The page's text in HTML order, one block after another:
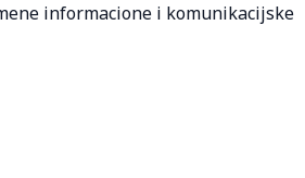
informacione i komunikacijske